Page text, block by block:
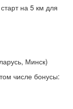
на 5 км для
Минск)
числе бонусы: